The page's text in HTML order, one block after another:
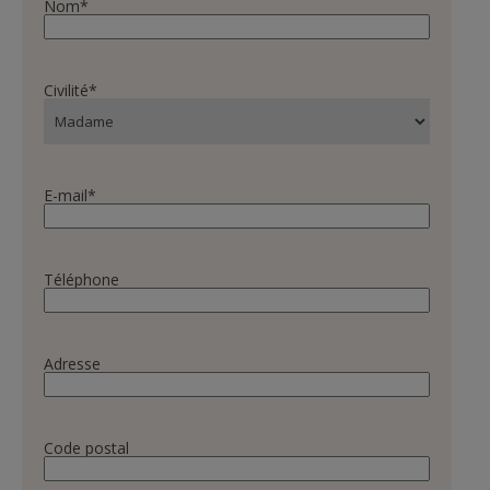
Nom*
Civilité*
E-mail*
Téléphone
Adresse
Code postal